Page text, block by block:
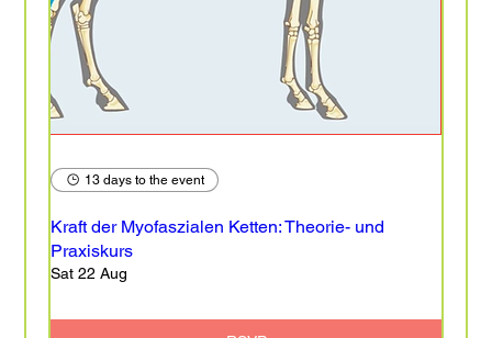
13 days to the event
Kraft der Myofaszialen Ketten: Theorie- und
Praxiskurs
Sat 22 Aug